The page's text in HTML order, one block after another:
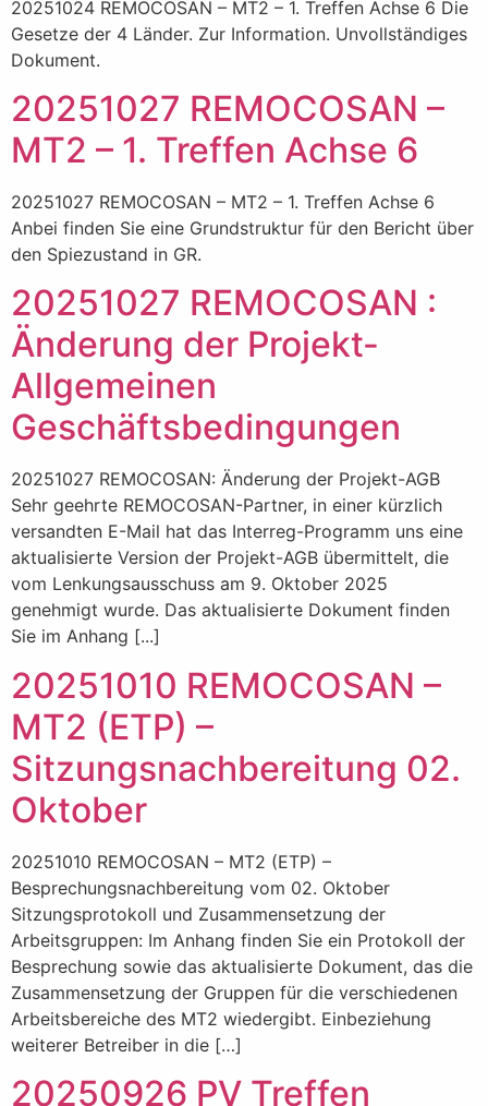
20251024 REMOCOSAN – MT2 – 1. Treffen Achse 6 Die
Gesetze der 4 Länder. Zur Information. Unvollständiges
Dokument.
20251027 REMOCOSAN –
MT2 – 1. Treffen Achse 6
20251027 REMOCOSAN – MT2 – 1. Treffen Achse 6
Anbei finden Sie eine Grundstruktur für den Bericht über
den Spiezustand in GR.
20251027 REMOCOSAN :
Änderung der Projekt-
Allgemeinen
Geschäftsbedingungen
20251027 REMOCOSAN: Änderung der Projekt-AGB
Sehr geehrte REMOCOSAN-Partner, in einer kürzlich
versandten E-Mail hat das Interreg-Programm uns eine
aktualisierte Version der Projekt-AGB übermittelt, die
vom Lenkungsausschuss am 9. Oktober 2025
genehmigt wurde. Das aktualisierte Dokument finden
Sie im Anhang [...]
20251010 REMOCOSAN –
MT2 (ETP) –
Sitzungsnachbereitung 02.
Oktober
20251010 REMOCOSAN – MT2 (ETP) –
Besprechungsnachbereitung vom 02. Oktober
Sitzungsprotokoll und Zusammensetzung der
Arbeitsgruppen: Im Anhang finden Sie ein Protokoll der
Besprechung sowie das aktualisierte Dokument, das die
Zusammensetzung der Gruppen für die verschiedenen
Arbeitsbereiche des MT2 wiedergibt. Einbeziehung
weiterer Betreiber in die […]
20250926 PV Treffen